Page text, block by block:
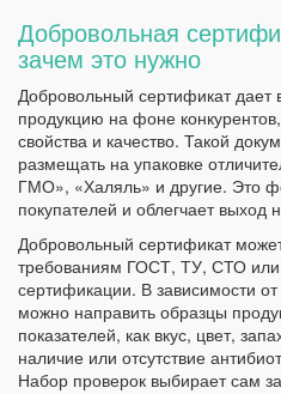
Добровольная
зачем это нужно
Добровольный сертификат дает
продукцию на фоне
свойства и качество. Такой
размещать на упаковке
ГМО», «Халяль» и другие. Это
покупателей и облегчает выход
Добровольный сертификат
требованиям ГОСТ, ТУ, СТО
сертификации. В зависимости
можно направить образцы
показателей, как вкус, цвет,
наличие или отсутствие
Набор проверок выбирает сам